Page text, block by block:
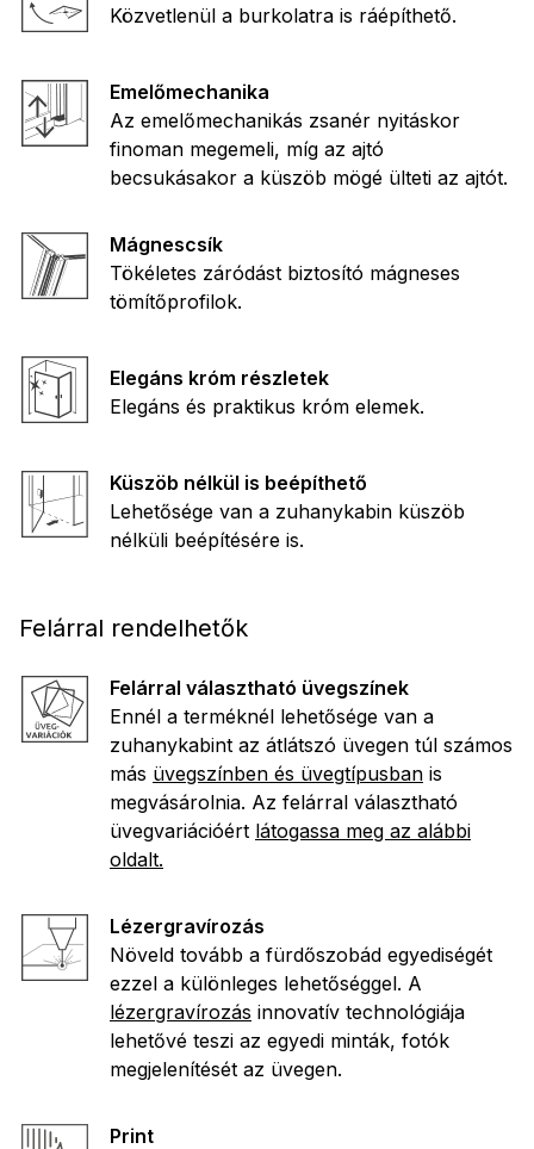
Közvetlenül a burkolatra is ráépíthető.
Emelőmechanika
Az emelőmechanikás zsanér nyitáskor
finoman megemeli, míg az ajtó
becsukásakor a küszöb mögé ülteti az ajtót.
Mágnescsík
Tökéletes záródást biztosító mágneses
tömítőprofilok.
Elegáns króm részletek
Elegáns és praktikus króm elemek.
Küszöb nélkül is beépíthető
Lehetősége van a zuhanykabin küszöb
nélküli beépítésére is.
Felárral rendelhetők
Felárral választható üvegszínek
Ennél a terméknél lehetősége van a
zuhanykabint az átlátszó üvegen túl számos
más üvegszínben és üvegtípusban is
megvásárolnia. Az felárral választható
üvegvariációért látogassa meg az alábbi
oldalt.
Lézergravírozás
Növeld tovább a fürdőszobád egyediségét
ezzel a különleges lehetőséggel. A
lézergravírozás innovatív technológiája
lehetővé teszi az egyedi minták, fotók
megjelenítését az üvegen.
Print